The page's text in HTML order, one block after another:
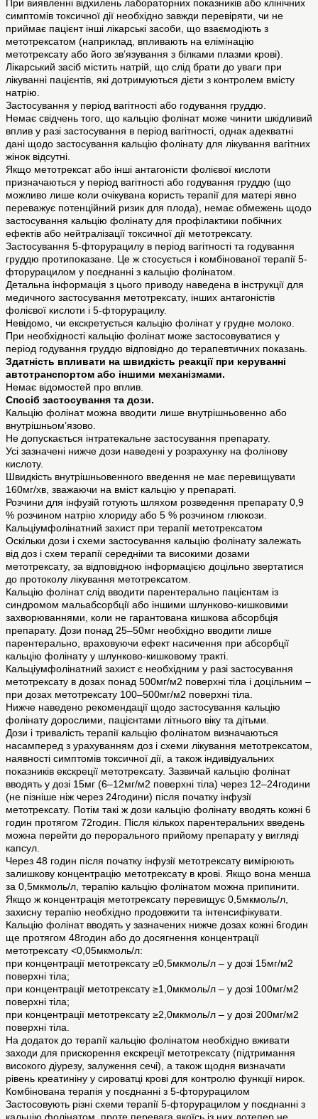
При виявленні відхилень лабораторних показників або клінічних
симптомів токсичної дії необхідно завжди перевіряти, чи не
приймає пацієнт інші лікарські засоби, що взаємодіють з
метотрексатом (наприклад, впливають на елімінацію
метотрексату або його зв’язування з білками плазми крові).
Лікарський засіб містить натрій, що слід брати до уваги при
лікуванні пацієнтів, які дотримуються дієти з контролем вмісту
натрію.
Застосування у період вагітності або годування груддю.
Немає свідчень того, що кальцію фолінат може чинити шкідливий
вплив у разі застосування в період вагітності, однак адекватні
дані щодо застосування кальцію фолінату для лікування вагітних
жінок відсутні.
Якщо метотрексат або інші антагоністи фолієвої кислоти
призначаються у період вагітності або годування груддю (що
можливо лише коли очікувана користь терапії для матері явно
переважує потенційний ризик для плода), немає обмежень щодо
застосування кальцію фолінату для профілактики побічних
ефектів або нейтралізації токсичної дії метотрексату.
Застосування 5-фторурацилу в період вагітності та годування
груддю протипоказане. Це ж стосується і комбінованої терапії 5-
фторурацилом у поєднанні з кальцію фолінатом.
Детальна інформація з цього приводу наведена в інструкції для
медичного застосування метотрексату, інших антагоністів
фолієвої кислоти і 5-фторурацилу.
Невідомо, чи екскретується кальцію фолінат у грудне молоко.
При необхідності кальцію фолінат може застосовуватися у
період годування груддю відповідно до терапевтичних показань.
Здатність впливати на швидкість реакції при керуванні
автотранспортом або іншими механізмами.
Немає відомостей про вплив.
Спосіб застосування та дози.
Кальцію фолінат можна вводити лише внутрішньовенно або
внутрішньом’язово.
Не допускається інтратекальне застосування препарату.
Усі зазначені нижче дози наведені у розрахунку на фолінову
кислоту.
Швидкість внутрішньовенного введення не має перевищувати
160мг/хв, зважаючи на вміст кальцію у препараті.
Розчини для інфузій готують шляхом розведення препарату 0,9
% розчином натрію хлориду або 5 % розчином глюкози.
Кальціумфолінатний захист при терапії метотрексатом
Оскільки дози і схеми застосування кальцію фолінату залежать
від доз і схем терапії середніми та високими дозами
метотрексату, за відповідною інформацією доцільно звертатися
до протоколу лікування метотрексатом.
Кальцію фолінат слід вводити парентерально пацієнтам із
синдромом мальабсорбції або іншими шлунково-кишковими
захворюваннями, коли не гарантована кишкова абсорбція
препарату. Дози понад 25–50мг необхідно вводити лише
парентерально, враховуючи ефект насичення при абсорбції
кальцію фолінату у шлунково-кишковому тракті.
Кальціумфолінатний захист є необхідним у разі застосування
метотрексату в дозах понад 500мг/м2 поверхні тіла і доцільним –
при дозах метотрексату 100–500мг/м2 поверхні тіла.
Нижче наведено рекомендації щодо застосування кальцію
фолінату дорослими, пацієнтами літнього віку та дітьми.
Дози і тривалість терапії кальцію фолінатом визначаються
насамперед з урахуванням доз і схеми лікування метотрексатом,
наявності симптомів токсичної дії, а також індивідуальних
показників екскреції метотрексату. Зазвичай кальцію фолінат
вводять у дозі 15мг (6–12мг/м2 поверхні тіла) через 12–24години
(не пізніше ніж через 24години) після початку інфузії
метотрексату. Потім такі ж дози кальцію фолінату вводять кожні 6
годин протягом 72годин. Після кількох парентеральних введень
можна перейти до перорального прийому препарату у вигляді
капсул.
Через 48 годин після початку інфузії метотрексату вимірюють
залишкову концентрацію метотрексату в крові. Якщо вона менша
за 0,5мкмоль/л, терапію кальцію фолінатом можна припинити.
Якщо ж концентрація метотрексату перевищує 0,5мкмоль/л,
захисну терапію необхідно продовжити та інтенсифікувати.
Кальцію фолінат вводять у зазначених нижче дозах кожні 6годин
ще протягом 48годин або до досягнення концентрації
метотрексату <0,05мкмоль/л:
при концентрації метотрексату ≥0,5мкмоль/л – у дозі 15мг/м2
поверхні тіла;
при концентрації метотрексату ≥1,0мкмоль/л – у дозі 100мг/м2
поверхні тіла;
при концентрації метотрексату ≥2,0мкмоль/л – у дозі 200мг/м2
поверхні тіла.
На додаток до терапії кальцію фолінатом необхідно вживати
заходи для прискорення екскреції метотрексату (підтримання
високого діурезу, залуження сечі), а також щодня визначати
рівень креатиніну у сироватці крові для контролю функції нирок.
Комбінована терапія у поєднанні з 5-фторурацилом
Застосовують різні схеми терапії 5-фторурацилом у поєднанні з